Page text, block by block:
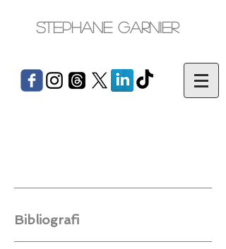
Stephane Garnier
Bibliografi